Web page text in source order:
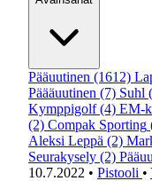
Pääuutinen (1612)
Päääuutinen (7) Suhl
Kymppigolf (4) EM-
(2) Compak Sporting
Aleksi Leppä (2)
Seurakysely (2)
10.7.2022 • Pistooli •